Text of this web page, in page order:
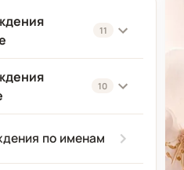
11
10
по именам